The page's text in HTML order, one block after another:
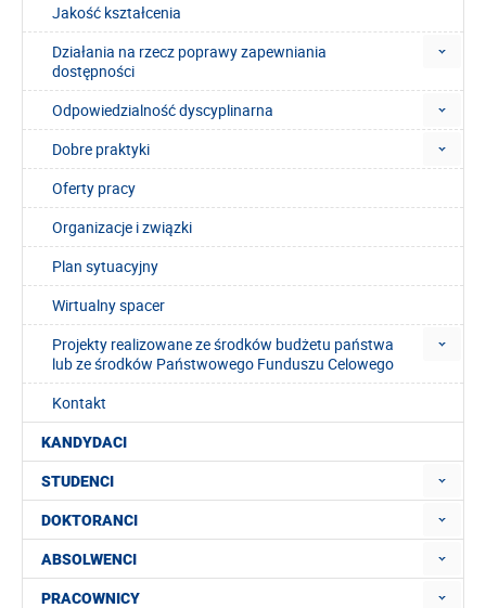
Jakość kształcenia
Działania na rzecz poprawy zapewniania
dostępności
Odpowiedzialność dyscyplinarna
Dobre praktyki
Oferty pracy
Organizacje i związki
Plan sytuacyjny
Wirtualny spacer
Projekty realizowane ze środków budżetu państwa
lub ze środków Państwowego Funduszu Celowego
Kontakt
KANDYDACI
STUDENCI
DOKTORANCI
ABSOLWENCI
PRACOWNICY